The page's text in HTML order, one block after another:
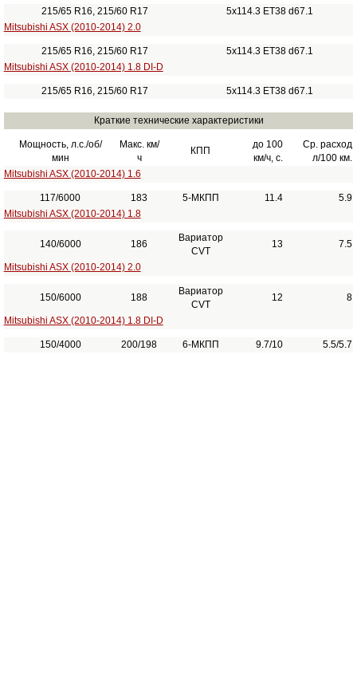
215/65 R16, 215/60 R17
5x114.3 ET38 d67.1
Mitsubishi ASX (2010-2014) 2.0
215/65 R16, 215/60 R17
5x114.3 ET38 d67.1
Mitsubishi ASX (2010-2014) 1.8 DI-D
215/65 R16, 215/60 R17 5x114.3 ET38 d67.1
Краткие технические характеристики
Мощность, л.с./об/
мин
Макс. км/
ч
КПП
до 100
км/ч, с.
Ср. расход
л/100 км.
Mitsubishi ASX (2010-2014) 1.6
117/6000 183 5-МКПП 11.4
5.9
Mitsubishi ASX (2010-2014) 1.8
140/6000 186
Вариатор
CVT
13 7.5
Mitsubishi ASX (2010-2014) 2.0
150/6000 188
Вариатор
CVT
12 8
Mitsubishi ASX (2010-2014) 1.8 DI-D
150/4000 200/198 6-МКПП 9.7/10 5.5/5.7